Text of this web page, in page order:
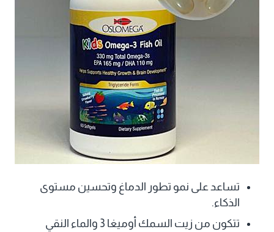
تساعد على نمو تطور الدماغ وتحسين مستوى
الذكاء.
تتكون من زيت السمك أوميغا 3 والماء النقي